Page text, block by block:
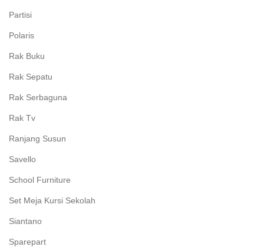
Partisi
Polaris
Rak Buku
Rak Sepatu
Rak Serbaguna
Rak Tv
Ranjang Susun
Savello
School Furniture
Set Meja Kursi Sekolah
Siantano
Sparepart